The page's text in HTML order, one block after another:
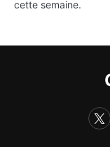
cette semaine.